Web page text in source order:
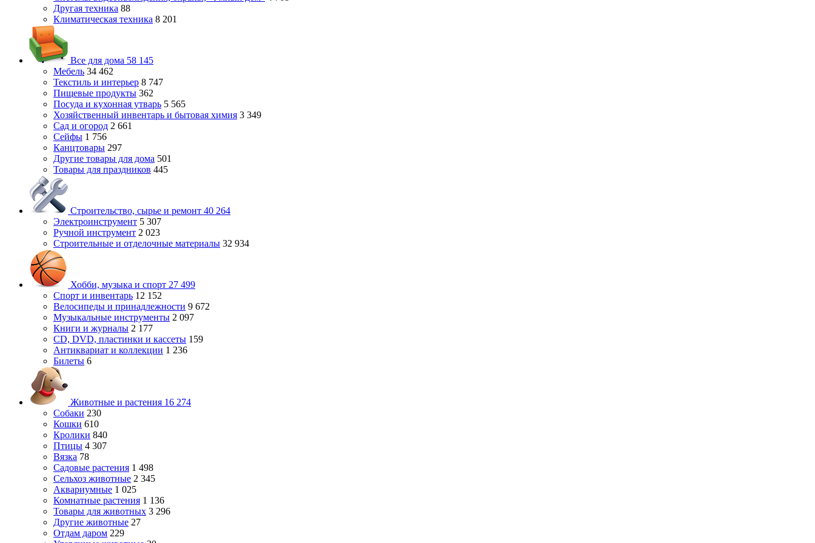
Другая техника 88
Климатическая техника 8 201
Все для дома 58 145
Мебель 34 462
Текстиль и интерьер 8 747
Пищевые продукты 362
Посуда и кухонная утварь 5 565
Хозяйственный инвентарь и бытовая химия 3 349
Сад и огород 2 661
Сейфы 1 756
Канцтовары 297
Другие товары для дома 501
Товары для праздников 445
Строительство, сырье и ремонт 40 264
Электроинструмент 5 307
Ручной инструмент 2 023
Строительные и отделочные материалы 32 934
Хобби, музыка и спорт 27 499
Спорт и инвентарь 12 152
Велосипеды и принадлежности 9 672
Музыкальные инструменты 2 097
Книги и журналы 2 177
CD, DVD, пластинки и кассеты 159
Антиквариат и коллекции 1 236
Билеты 6
Животные и растения 16 274
Собаки 230
Кошки 610
Кролики 840
Птицы 4 307
Вязка 78
Садовые растения 1 498
Сельхоз животные 2 345
Аквариумные 1 025
Комнатные растения 1 136
Товары для животных 3 296
Другие животные 27
Отдам даром 229